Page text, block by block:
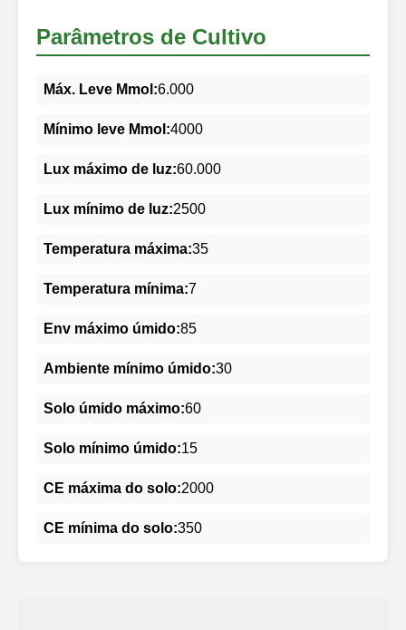
Parâmetros de Cultivo
Máx. Leve Mmol:6.000
Mínimo leve Mmol:4000
Lux máximo de luz:60.000
Lux mínimo de luz:2500
Temperatura máxima:35
Temperatura mínima:7
Env máximo úmido:85
Ambiente mínimo úmido:30
Solo úmido máximo:60
Solo mínimo úmido:15
CE máxima do solo:2000
CE mínima do solo:350